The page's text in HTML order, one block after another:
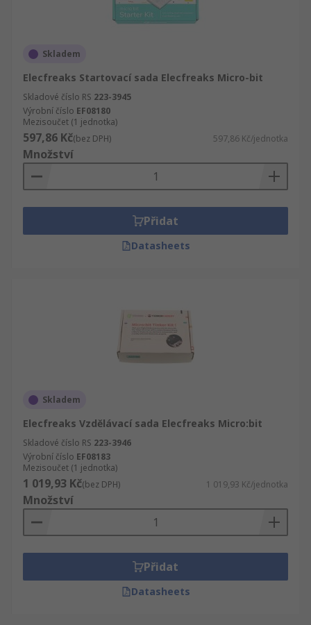
Skladem
Elecfreaks Startovací sada Elecfreaks Micro-bit
Skladové číslo RS 223-3945
Výrobní číslo EF08180
Mezisoučet (1 jednotka)
597,86 Kč(bez DPH) 597,86 Kč/jednotka
Množství
Přidat
Datasheets
Skladem
Elecfreaks Vzdělávací sada Elecfreaks Micro:bit
Skladové číslo RS 223-3946
Výrobní číslo EF08183
Mezisoučet (1 jednotka)
1 019,93 Kč(bez DPH) 1 019,93 Kč/jednotka
Množství
Přidat
Datasheets